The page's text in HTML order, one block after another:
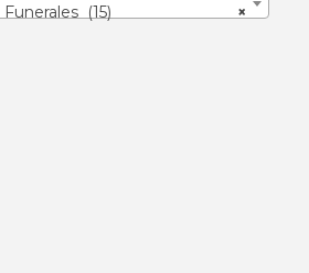
×
Funerales (15)